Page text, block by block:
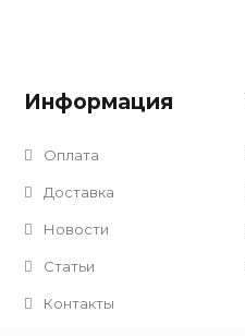
Информация
Оплата
Доставка
Новости
Статьи
Контакты